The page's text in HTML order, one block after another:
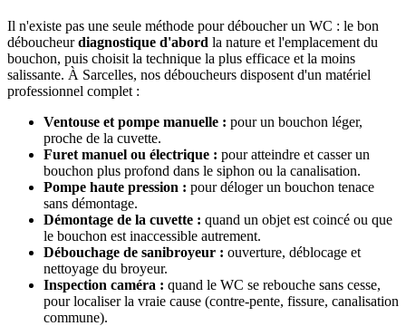
Il n'existe pas une seule méthode pour déboucher un WC : le bon
déboucheurdiagnostique d'abord la nature et l'emplacement du
bouchon, puis choisit la technique la plus efficace et la moins
salissante. À Sarcelles, nos déboucheurs disposent d'un matériel
professionnel complet :
Ventouse et pompe manuelle : pour un bouchon léger,
proche de la cuvette.
Furet manuel ou électrique : pour atteindre et casser un
bouchon plus profond dans le siphon ou la canalisation.
Pompe haute pression : pour déloger un bouchon tenace
sans démontage.
Démontage de la cuvette : quand un objet est coincé ou que
le bouchon est inaccessible autrement.
Débouchage de sanibroyeur : ouverture, déblocage et
nettoyage du broyeur.
Inspection caméra : quand le WC se rebouche sans cesse,
pour localiser la vraie cause (contre-pente, fissure, canalisation
commune).